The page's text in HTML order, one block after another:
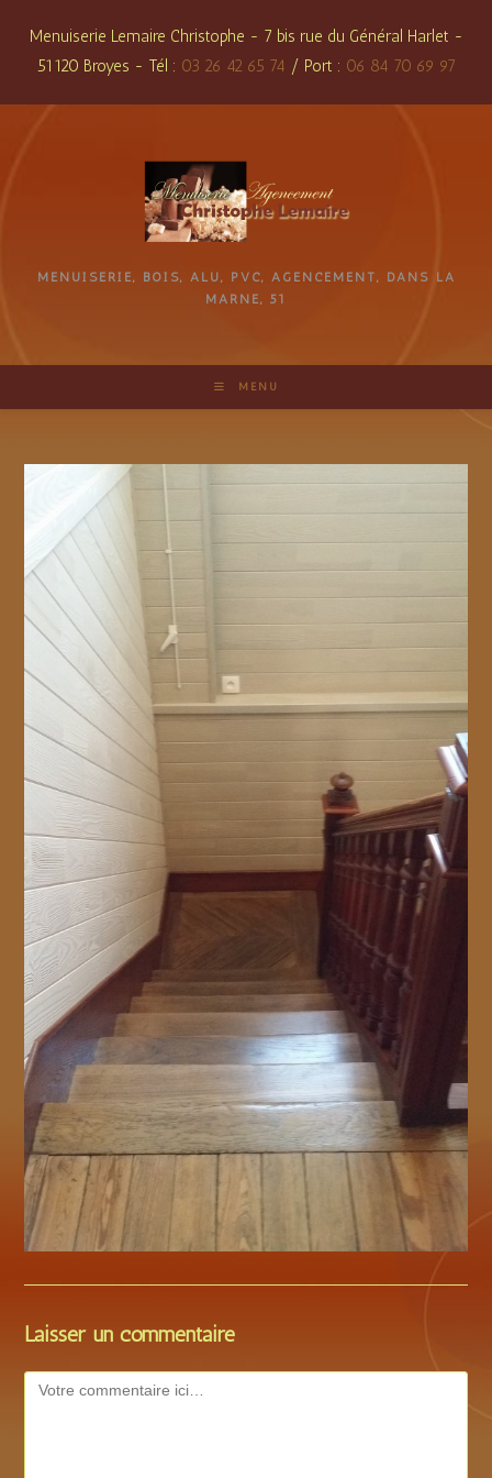
content
Menuiserie Lemaire Christophe - 7 bis rue du Général Harlet -
51120 Broyes - Tél : 03 26 42 65 74 / Port : 06 84 70 69 97
MENUISERIE, BOIS, ALU, PVC, AGENCEMENT, DANS LA
MARNE, 51
MENU
Laisser un commentaire
Comment